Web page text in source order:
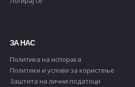
ЗА НАС
Политика на испорака
Политики и услови за користење
Заштита на лични податоци